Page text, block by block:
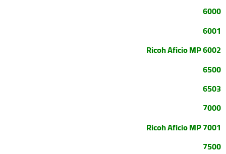
6000
6001
Ricoh Aficio MP 6002
6500
6503
7000
Ricoh Aficio MP 7001
7500